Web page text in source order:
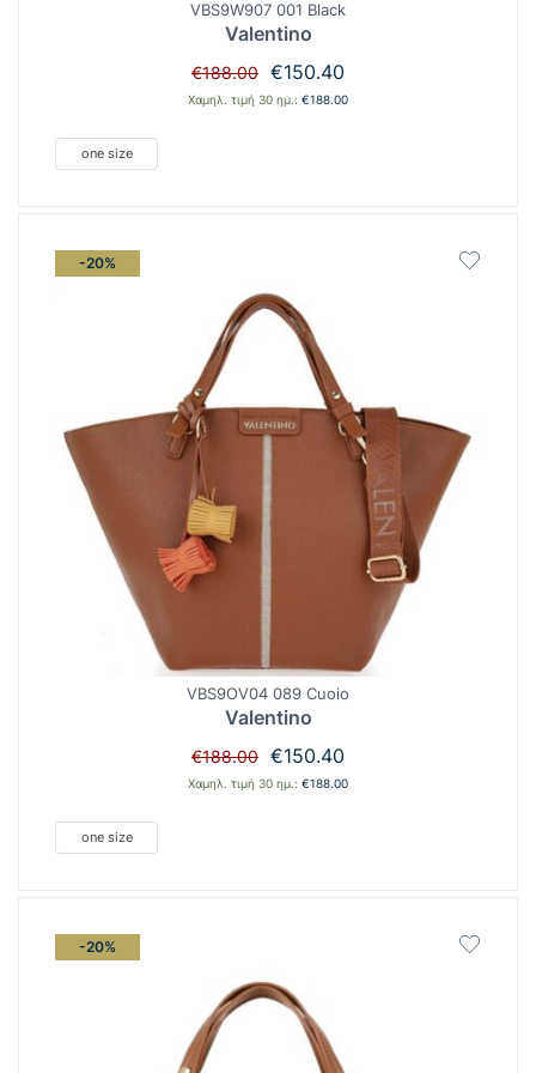
VBS9W907 001 Black
Valentino
€188.00 Original
price
€150.40
τρέχουσα
Χαμηλ. τιμή 30 ημ.: €188.00
one size
-20%
VBS9OV04 089 Cuoio
Valentino
€188.00 Original
price
€150.40
τρέχουσα
Χαμηλ. τιμή 30 ημ.: €188.00
one size
-20%